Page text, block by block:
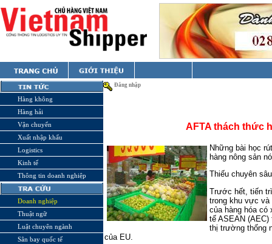
Hàng không
Hàng hải
Vận chuyển
Xuất nhập khẩu
Logistics
Kinh tế
Thông tin doanh nghiệp
Doanh nghiệp
Thuật ngữ
Luật chuyên ngành
Sân bay quốc tế
Đăng nhập
AFTA thách thức
Những bài học
hàng nông sản
Thiếu chuyên sâu
Trước hết, tiến
trong khu vực
của hàng hóa có
tế ASEAN
thị trường thống
của EU.